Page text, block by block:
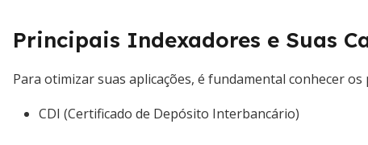
Principais Indexadores e Suas
Para otimizar suas aplicações, é fundamental conhecer
CDI (Certificado de Depósito Interbancário)